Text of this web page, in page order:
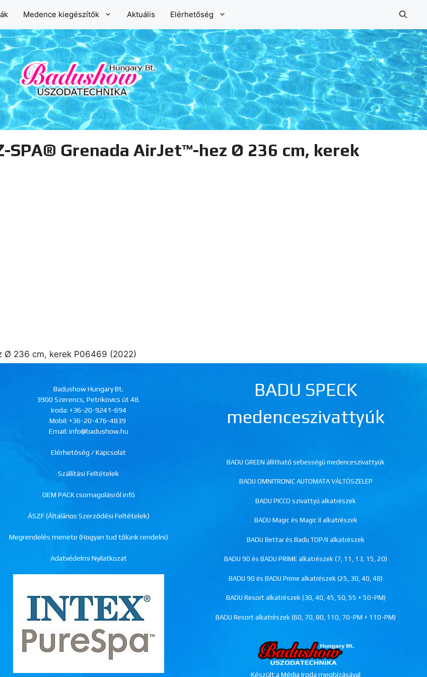
Medence kiegészítők Aktuális Elérhetőség
Grenada AirJet™-hez Ø 236 cm, kerek
Ø 236 cm, kerek P06469 (2022)
Badushow Hungary Bt.
3900 Szerencs, Petrikovics út 48.
Iroda: +36-20-9241-694
Mobil:+36-20-476-4839
Email: info@badushow.hu
Elérhetőség / Kapcsolat
Szállítási Feltételek
OEM PACK csomagolásról infó
ÁSZF (Általános Szerződési Feltételek)
Megrendelés menete (Hogyan tud tőlünk rendelni)
Adatvédelmi Nyilatkozat
BADU SPECK
medenceszivattyúk
BADU GREEN állítható sebességű medenceszivattyúk
BADU OMNITRONIC AUTOMATA VÁLTÓSZELEP
BADU PICCO szivattyú alkatrészek
BADU Magic és Magic II alkatrészek
BADU Bettar és Badu TOP/II alkatrészek
BADU 90 és BADU PRIME alkatrészek (7, 11, 13, 15, 20)
BADU 90 és BADU Prime alkatrészek (25, 30, 40, 48)
BADU Resort alkatrészek (30, 40, 45, 50, 55 + 50-PM)
BADU Resort alkatrészek (60, 70, 80, 110, 70-PM + 110-PM)
Készült a Média Iroda megbízásával